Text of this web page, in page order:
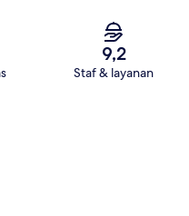
9,2
Staf & layanan